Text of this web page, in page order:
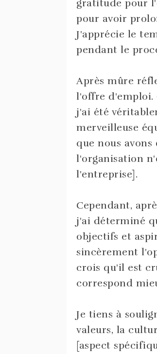
gratitude pour
pour avoir
J'apprécie le
pendant le
Après mûre
l'offre d'emploi.
j'ai été
merveilleuse
que nous
l'organisation
l'entreprise].
Cependant,
j'ai déterminé
objectifs et
sincèrement
crois qu'il est
correspond
Je tiens à
valeurs, la
[aspect